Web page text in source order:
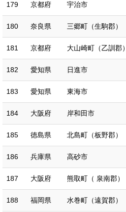
179 京都府 宇治市
180 奈良県 三郷町（生駒郡）
181 京都府 大山崎町（乙訓郡）
182 愛知県 日進市
183 愛知県 東海市
184 大阪府 岸和田市
185 徳島県 北島町（板野郡）
186 兵庫県 高砂市
187 大阪府 熊取町（ 泉南郡）
188 福岡県 水巻町（遠賀郡）